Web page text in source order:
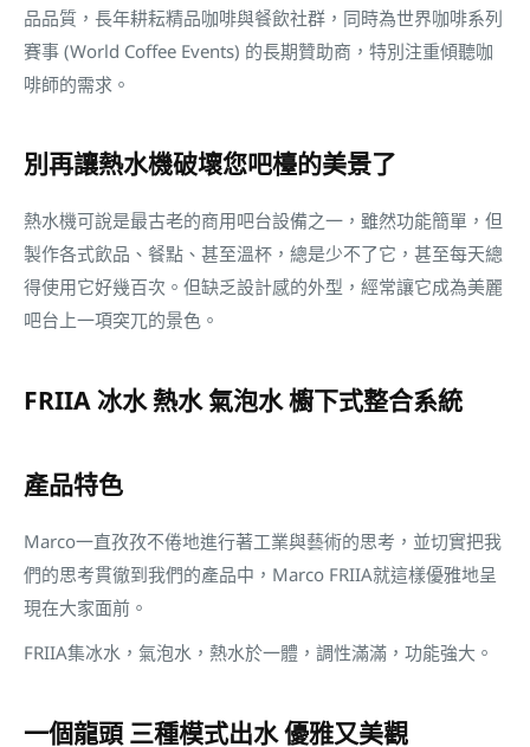
品品質，長年耕耘精品咖啡與餐飲社群，同時為世界咖啡系列
賽事 (World Coffee Events) 的長期贊助商，特別注重傾聽咖
啡師的需求。
別再讓熱水機破壞您吧檯的美景了
熱水機可說是最古老的商用吧台設備之一，雖然功能簡單，但
製作各式飲品、餐點、甚至溫杯，總是少不了它，甚至每天總
得使用它好幾百次。但缺乏設計感的外型，經常讓它成為美麗
吧台上一項突兀的景色。
FRIIA 冰水 熱水 氣泡水 櫥下式整合系統
產品特色
Marco一直孜孜不倦地進行著工業與藝術的思考，並切實把我
們的思考貫徹到我們的產品中，Marco FRIIA就這樣優雅地呈
現在大家面前。
FRIIA集冰水，氣泡水，熱水於一體，調性滿滿，功能強大。
一個龍頭 三種模式出水 優雅又美觀